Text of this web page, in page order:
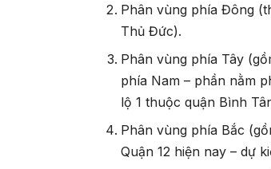
Phân vùng phía Đông
Thủ Đức).
Phân vùng phía Tây
phía Nam – phần nằm
lộ 1 thuộc quận Bình
Phân vùng phía Bắc
Quận 12 hiện nay – dự